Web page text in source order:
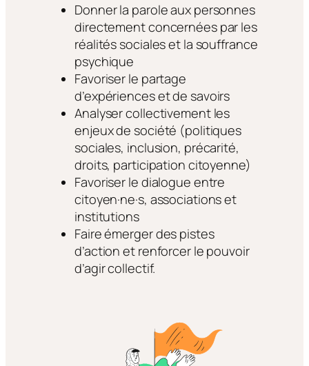
Donner la parole aux personnes
directement concernées par les
réalités sociales et la souffrance
psychique
Favoriser le partage
d’expériences et de savoirs
Analyser collectivement les
enjeux de société (politiques
sociales, inclusion, précarité,
droits, participation citoyenne)
Favoriser le dialogue entre
citoyen·ne·s, associations et
institutions
Faire émerger des pistes
d’action et renforcer le pouvoir
d’agir collectif.